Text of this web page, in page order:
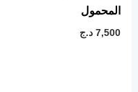
المحمول
7,500 د.ج